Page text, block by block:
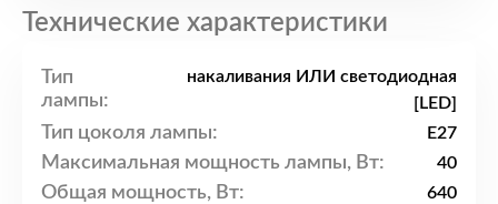
Технические характеристики
Тип
лампы:
накаливания ИЛИ светодиодная
[LED]
Тип цоколя лампы: E27
Максимальная мощность лампы, Вт: 40
Общая мощность, Вт: 640